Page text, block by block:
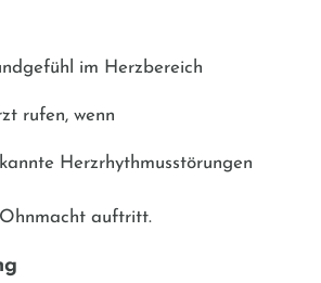
im Herzbereich
rufen, wenn
Herzrhythmusstörungen
auftritt.